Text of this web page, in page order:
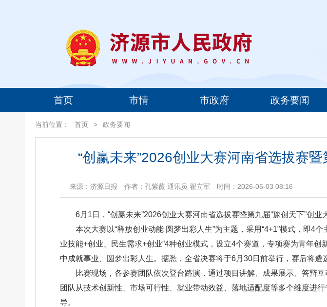
首页 市情 市政府 政务要闻
当前位置： 首页 > 政务要闻
“创赢未来”2026创业大赛河南省选拔赛
来源：济源日报 作者：孔紫薇 通讯员 翟立军 时间：2026-06-03 08:16
6月1日，“创赢未来”2026创业大赛河南省选拔赛暨第九届“豫创天下”创
本次大赛以“释放创业动能 圆梦出彩人生”为主题，采用“4+1”模式，即4
业技能+创业、民生需求+创业”4种创业模式，设立4个赛道，专项赛为青年
中成就事业、圆梦出彩人生。据悉，全省决赛将于6月30日前举行，赛后将遴
比赛现场，各参赛团队依次登台路演，通过项目讲解、成果展示、答辩
团队从技术创新性、市场可行性、就业带动效益、落地适配度等多个维度进
导。